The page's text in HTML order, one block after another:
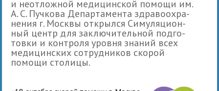
и неот­лож­ной меди­цин­ской помощи им.
А. С. Пучкова Департамента здра­во­охра­
не­ния г. Москвы открылся Симуляцион­
ный центр для заклю­чи­тель­ной под­го­
товки и кон­троля уровня зна­ний всех
меди­цин­ских сотруд­ни­ков ско­рой
помощи столицы.